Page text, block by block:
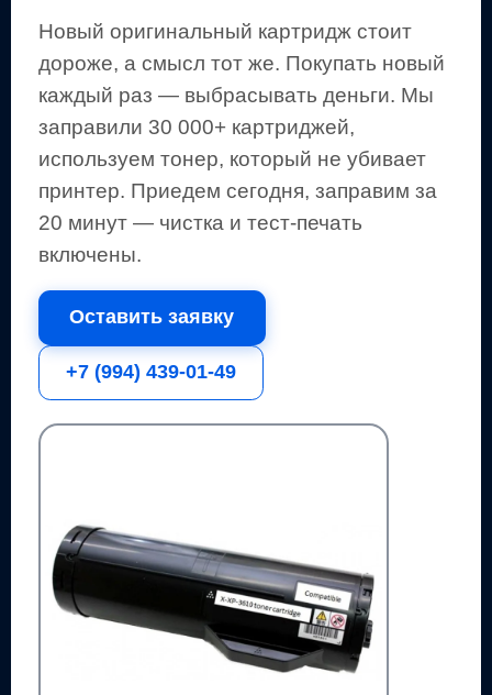
Новый оригинальный картридж стоит
дороже, а смысл тот же. Покупать новый
каждый раз — выбрасывать деньги. Мы
заправили 30 000+ картриджей,
используем тонер, который не убивает
принтер. Приедем сегодня, заправим за
20 минут — чистка и тест-печать
включены.
Оставить заявку
+7 (994) 439-01-49